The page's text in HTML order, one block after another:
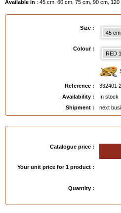
Available in : 45 cm, 60 cm, 75 cm, 90 cm,
Size :
Colour :
Reference :
332401
Availability :
In stock
Shipment :
next
Catalogue price :
Your unit price for 1 product :
Quantity :